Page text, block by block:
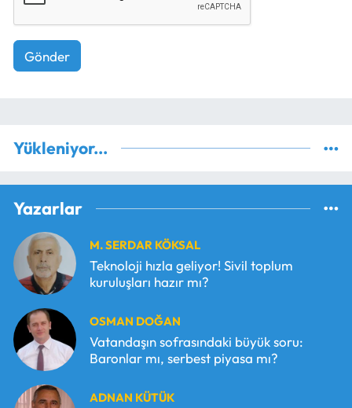
Gönder
Yükleniyor...
Yazarlar
M. SERDAR KÖKSAL
Teknoloji hızla geliyor! Sivil toplum
kuruluşları hazır mı?
OSMAN DOĞAN
Vatandaşın sofrasındaki büyük soru:
Baronlar mı, serbest piyasa mı?
ADNAN KÜTÜK